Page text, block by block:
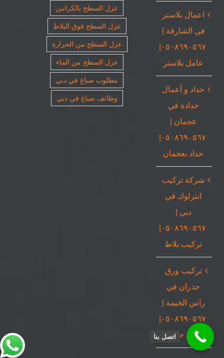
اعمال بلاستر
في الشارقة |
٠٥٠٨٦٩٠٥٦٧|
عامل بلاستر
حداد و أعمال
حدادة في
عجمان |
٠٥٠٨٦٩٠٥٦٧|
حداد بعجمان
شركة تركيب
انترلوك في
دبي |
٠٥٠٨٦٩٠٥٦٧|
تركيب بلاط
تركيب ورق
جدران في
راس الخيمة |
٠٥٠٨٦٩٠٥٦٧|
ورق حائط
عزل السطح بالكراتين
عزل السطح فوق البلاط
عزل السطح من الحرارة
عزل السطح من الماء
مطلوب صباغ في دبي
وظائف صباغ في دبي
اتصل بنا